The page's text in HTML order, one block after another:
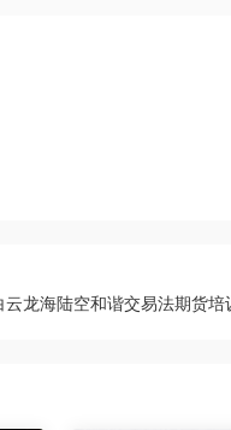
云龙海陆空和谐交易法期货